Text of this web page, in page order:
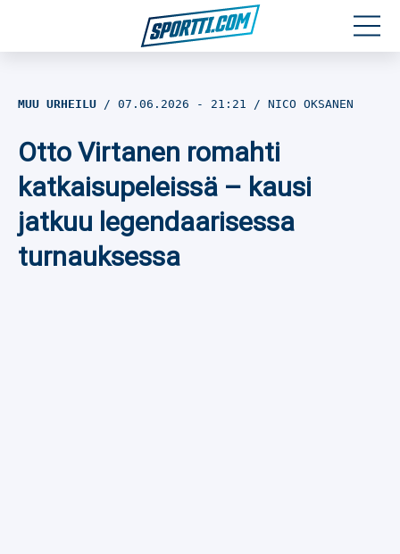
Jalkapallo
Yleisurheilu
Talviurheilu
MUU URHEILU 07.06.2026 - 21:21 NICO OKSANEN
Otto Virtanen romahti
katkaisupeleissä – kausi
jatkuu legendaarisessa
turnauksessa